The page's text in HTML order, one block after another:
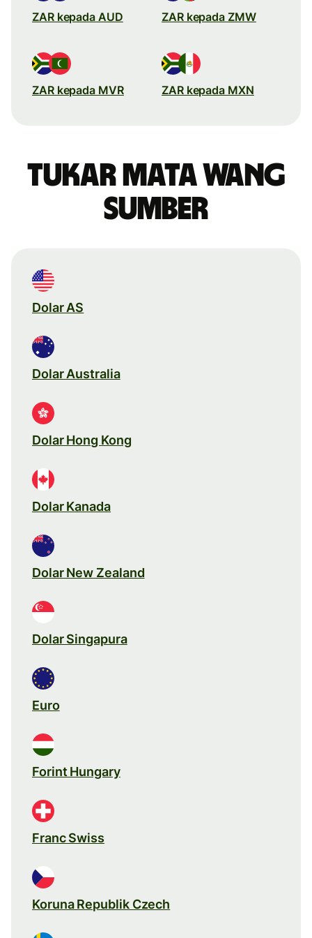
ZAR kepada AUD ZAR kepada ZMW
ZAR kepada MVR ZAR kepada MXN
Tukar mata wang
sumber
Dolar AS
Dolar Australia
Dolar Hong Kong
Dolar Kanada
Dolar New Zealand
Dolar Singapura
Euro
Forint Hungary
Franc Swiss
Koruna Republik Czech